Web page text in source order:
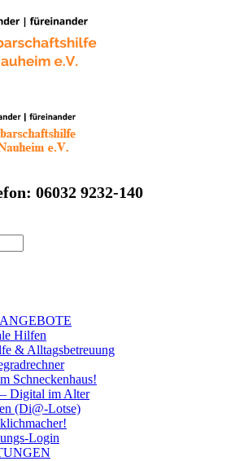
06032 9232-140
Hilfen
& Alltagsbetreuung
Schneckenhaus!
Digital im Alter
(Di@-Lotse)
Login